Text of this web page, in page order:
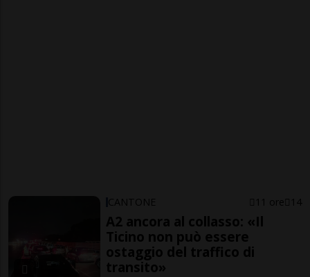
CANTONE 11 ore 14
A2 ancora al collasso: «Il
Ticino non può essere
ostaggio del traffico di
transito»